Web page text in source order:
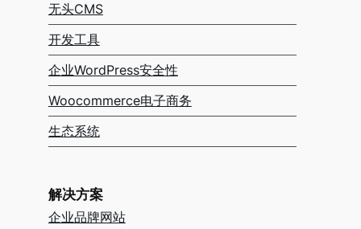
无头CMS
开发工具
企业WordPress安全性
Woocommerce电子商务
生态系统
解决方案
企业品牌网站